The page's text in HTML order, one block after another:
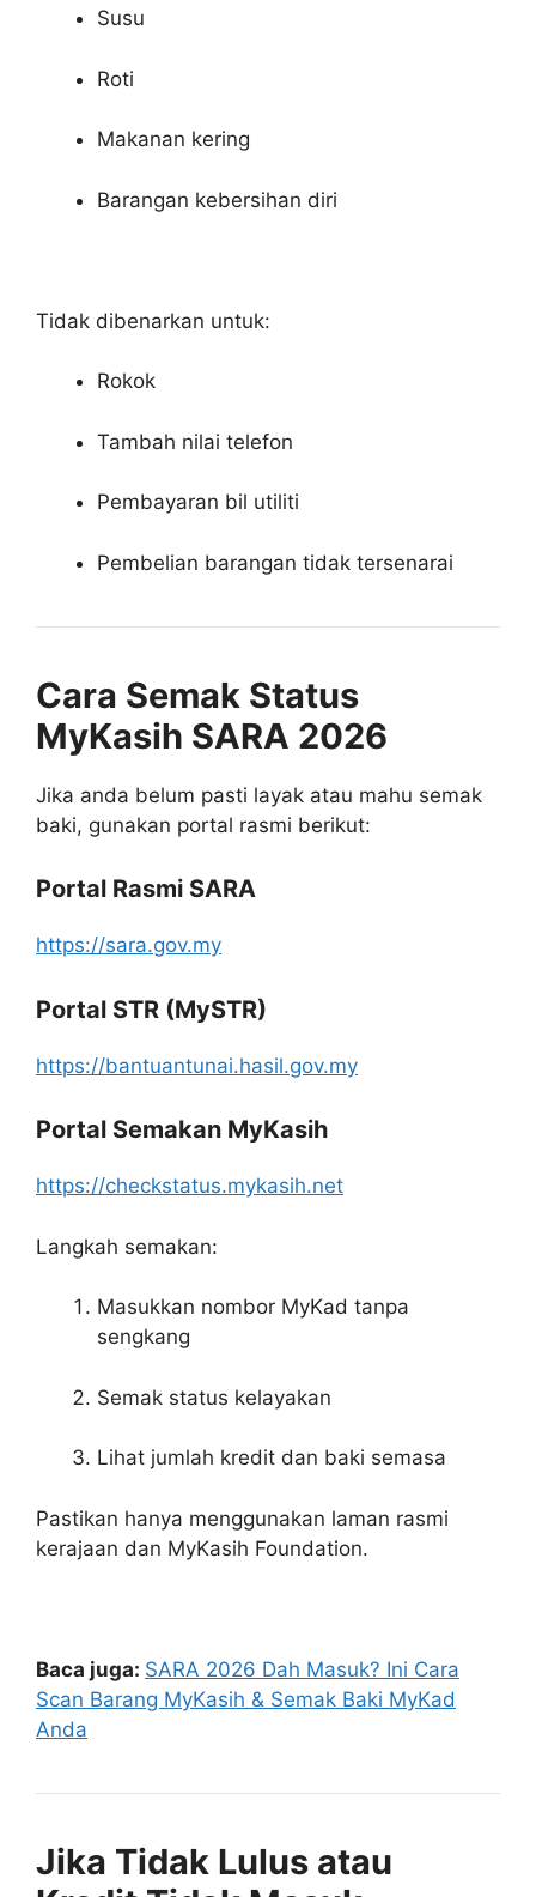
Susu
Roti
Makanan kering
Barangan kebersihan diri
Tidak dibenarkan untuk:
Rokok
Tambah nilai telefon
Pembayaran bil utiliti
Pembelian barangan tidak tersenarai
Cara Semak Status
MyKasih SARA 2026
Jika anda belum pasti layak atau mahu semak
baki, gunakan portal rasmi berikut:
Portal Rasmi SARA
https://sara.gov.my
Portal STR (MySTR)
https://bantuantunai.hasil.gov.my
Portal Semakan MyKasih
https://checkstatus.mykasih.net
Langkah semakan:
Masukkan nombor MyKad tanpa
sengkang
Semak status kelayakan
Lihat jumlah kredit dan baki semasa
Pastikan hanya menggunakan laman rasmi
kerajaan dan MyKasih Foundation.
Baca juga: SARA 2026 Dah Masuk? Ini Cara
Scan Barang MyKasih & Semak Baki MyKad
Anda
Jika Tidak Lulus atau